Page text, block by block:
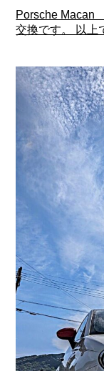
Porsche Macan
交換です。 以上